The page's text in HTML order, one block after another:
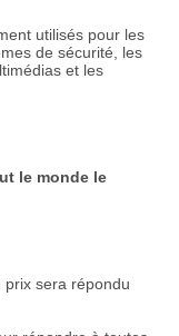
utilisés pour les
de sécurité, les
et les
le monde le
prix sera répondu